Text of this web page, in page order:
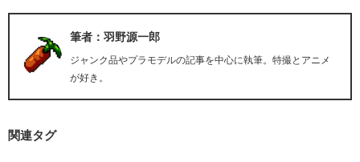
筆者：羽野源一郎
ジャンク品やプラモデルの記事を中心に執筆。特撮とアニメ
が好き。
関連タグ